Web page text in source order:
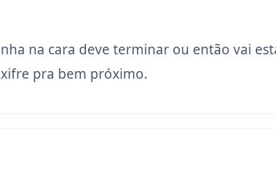
na cara deve terminar ou então vai
pra bem próximo.